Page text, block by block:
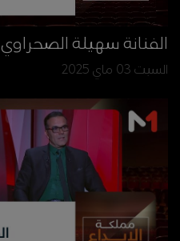
الفنانة سهيلة الصحراوي
السبت 03 ماي 2025